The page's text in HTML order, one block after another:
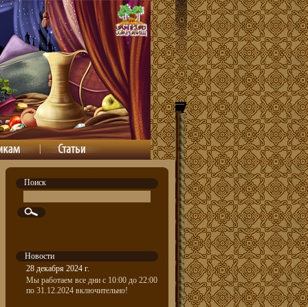
Поиск
Новости
28 декабря 2024 г.
Мы работаем все дни с 10:00 до 22:00
по 31.12.2024 включительно!